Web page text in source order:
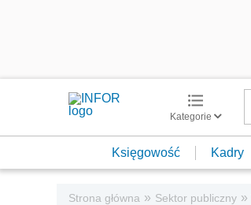
Kategorie
Księgowość Kadry
Strona główna » Sektor publiczny »